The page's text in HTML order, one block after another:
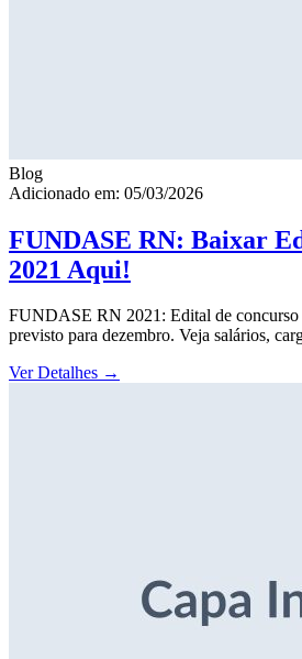
Blog
Adicionado em: 05/03/2026
FUNDASE RN: Baixar
2021 Aqui!
FUNDASE RN 2021: Edital de concurso
previsto para dezembro. Veja salários,
Ver Detalhes →